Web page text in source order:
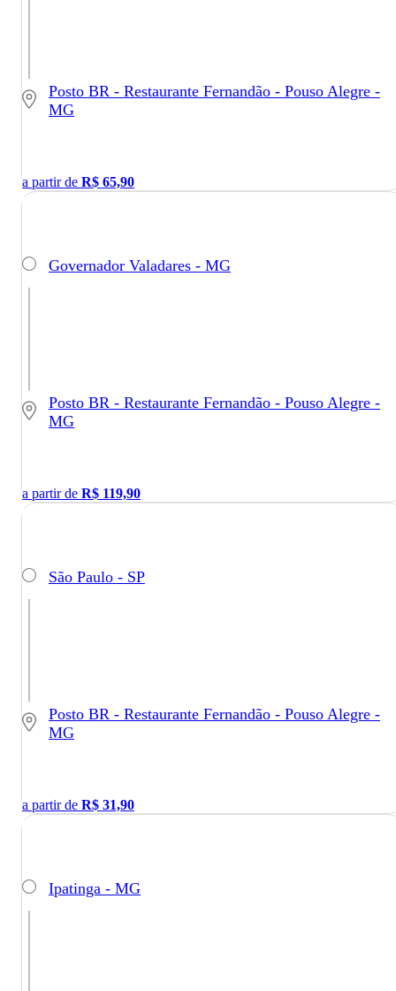
Posto BR - Restaurante Fernandão - Pouso Alegre -
MG
a partir de R$ 65,90
Governador Valadares - MG
Posto BR - Restaurante Fernandão - Pouso Alegre -
MG
a partir de R$ 119,90
São Paulo - SP
Posto BR - Restaurante Fernandão - Pouso Alegre -
MG
a partir de R$ 31,90
Ipatinga - MG